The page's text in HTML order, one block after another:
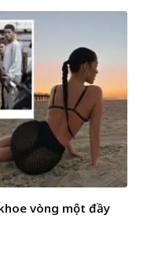
vòng một đầy